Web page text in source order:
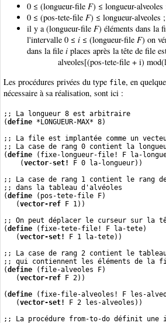
0 ≤ (longueur-file F) ≤ longueur-alveoles
0 ≤ (pos-tete-file F) ≤ longueur-alveoles ;
il y a (longueur-file F) éléments dans la
l'intervalle 0 ≤ i ≤ (longueur-file F) on
dans la file i places après la tête de file
alveoles[(pos-tete-file + i)
Les procédures privées du type file, en
nécessaire à sa réalisation, sont ici :
;; La longueur 8 est arbitraire
(define *LONGUEUR-MAX* 8)
;; La file est implantée comme un
;; La case de rang 0 contient la
(define (fixe-longueur-file! F la-
    (
vector-set!
F 0 la-longueur))
;; La case de rang 1 contient le rang
;; dans la tableau d'alvéoles
(define (pos-tete-file F)
   (
vector-ref F 1))
;; On peut déplacer le curseur sur la
(define (fixe-tete-file! F la-tete)
   (
vector-set!
F 1 la-tete))
;; La case de rang 2 contient le
;; qui contiennent les éléments de la
(define (file-alveoles F)
   (
vector-ref F 2))
(define (fixe-file-alveoles! F les-
   (
vector-set!
F 2 les-alveoles))
;; La procédure from-to-do définit une